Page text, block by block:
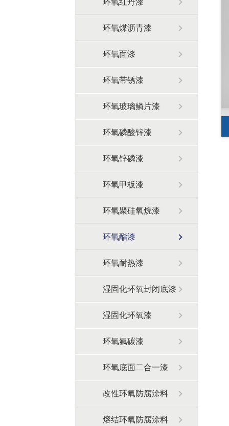
环氧红丹漆
环氧煤沥青漆
环氧面漆
环氧带锈漆
环氧玻璃鳞片漆
环氧磷酸锌漆
环氧锌磷漆
环氧甲板漆
环氧聚硅氧烷漆
环氧酯漆
环氧耐热漆
湿固化环氧封闭底漆
湿固化环氧漆
环氧氟碳漆
环氧底面二合一漆
改性环氧防腐涂料
熔结环氧防腐涂料